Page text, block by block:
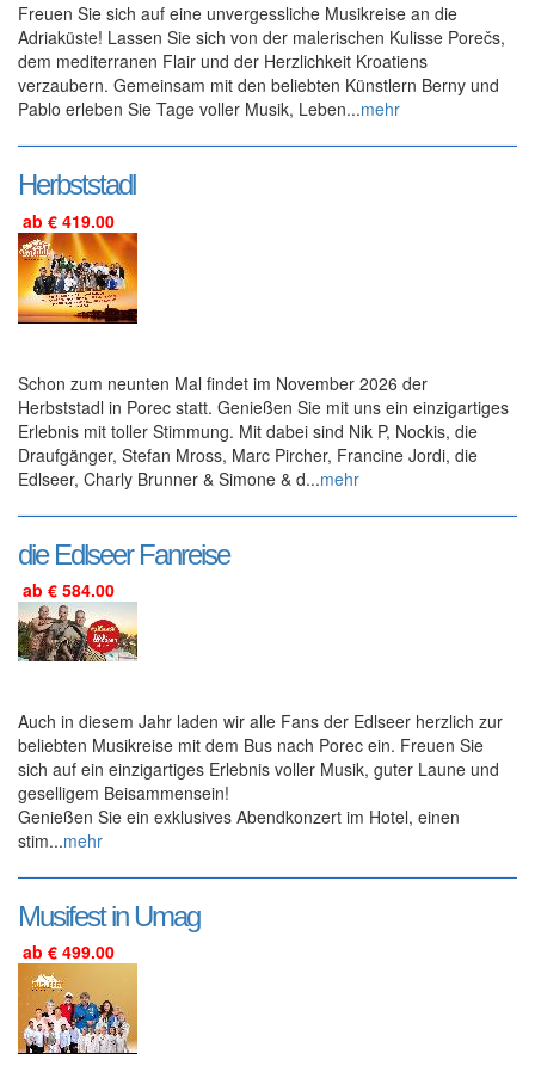
Freuen Sie sich auf eine unvergessliche Musikreise an die
Adriaküste! Lassen Sie sich von der malerischen Kulisse Porečs,
dem mediterranen Flair und der Herzlichkeit Kroatiens
verzaubern. Gemeinsam mit den beliebten Künstlern Berny und
Pablo erleben Sie Tage voller Musik, Leben...mehr
Herbststadl
ab € 419.00
Schon zum neunten Mal findet im November 2026 der
Herbststadl in Porec statt. Genießen Sie mit uns ein einzigartiges
Erlebnis mit toller Stimmung. Mit dabei sind Nik P, Nockis, die
Draufgänger, Stefan Mross, Marc Pircher, Francine Jordi, die
Edlseer, Charly Brunner & Simone & d...mehr
die Edlseer Fanreise
ab € 584.00
Auch in diesem Jahr laden wir alle Fans der Edlseer herzlich zur
beliebten Musikreise mit dem Bus nach Porec ein. Freuen Sie
sich auf ein einzigartiges Erlebnis voller Musik, guter Laune und
geselligem Beisammensein!
Genießen Sie ein exklusives Abendkonzert im Hotel, einen
stim...mehr
Musifest in Umag
ab € 499.00